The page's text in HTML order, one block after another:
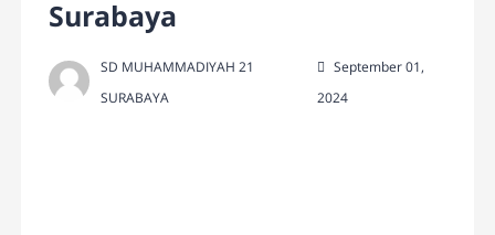
Surabaya
SD MUHAMMADIYAH 21
SURABAYA
September 01,
2024